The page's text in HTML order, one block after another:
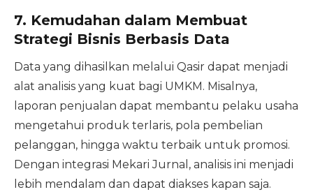
7. Kemudahan dalam Membuat
Strategi Bisnis Berbasis Data
Data yang dihasilkan melalui Qasir dapat menjadi
alat analisis yang kuat bagi UMKM. Misalnya,
laporan penjualan dapat membantu pelaku usaha
mengetahui produk terlaris, pola pembelian
pelanggan, hingga waktu terbaik untuk promosi.
Dengan integrasi Mekari Jurnal, analisis ini menjadi
lebih mendalam dan dapat diakses kapan saja.